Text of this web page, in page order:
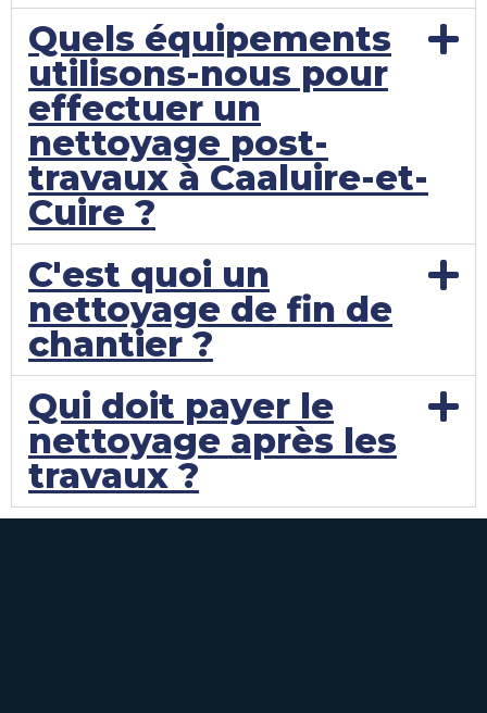
Quels équipements
utilisons-nous pour
effectuer un
nettoyage post-
travaux à Caaluire-et-
Cuire ?
C'est quoi un
nettoyage de fin de
chantier ?
Qui doit payer le
nettoyage après les
travaux ?